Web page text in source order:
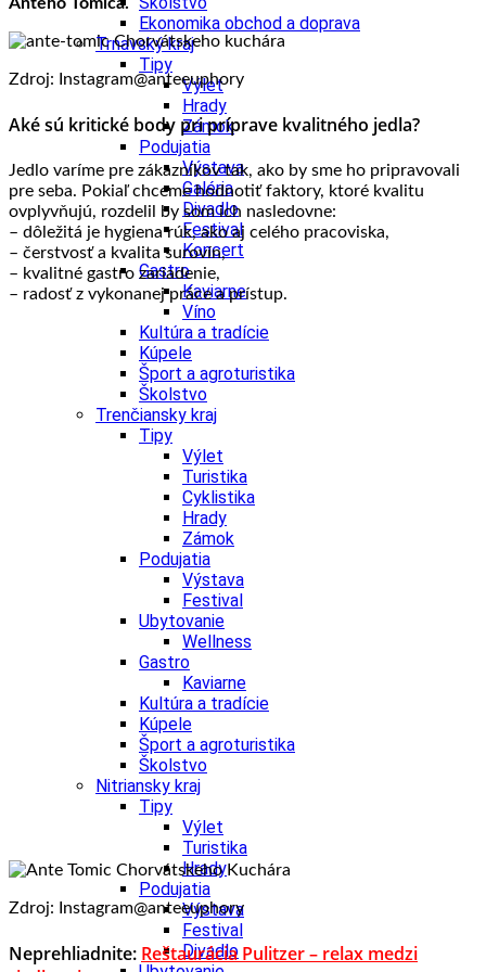
Ekonomika obchod a doprava
Trnavský kraj
Tipy
Výlet
Hrady
Zámok
Podujatia
Výstava
Galéria
Divadlo
Festival
Koncert
Gastro
Kaviarne
Víno
Kultúra a tradície
Kúpele
Šport a agroturistika
Školstvo
Trenčiansky kraj
Tipy
Výlet
Turistika
Cyklistika
Hrady
Zámok
Podujatia
Výstava
Festival
Ubytovanie
Wellness
Gastro
Kaviarne
Kultúra a tradície
Kúpele
Šport a agroturistika
Školstvo
Nitriansky kraj
Tipy
Výlet
Turistika
Hrady
Podujatia
Výstava
Festival
Divadlo
Zdroj: Instagram@anteeuphory
Aké sú kritické body pri príprave kvalitného jedla?
Jedlo varíme pre zákazníkov tak, ako by sme ho pripravovali
pre seba. Pokiaľ chceme hodnotiť faktory, ktoré kvalitu
ovplyvňujú, rozdelil by som ich nasledovne:
– dôležitá je hygiena rúk, ako aj celého pracoviska,
– čerstvosť a kvalita surovín,
– kvalitné gastro zariadenie,
– radosť z vykonanej práce a prístup.
Zdroj: Instagram@anteeuphory
Neprehliadnite: Reštaurácia Pulitzer – relax medzi